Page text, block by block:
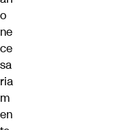
o
ne
ce
sa
ria
m
en